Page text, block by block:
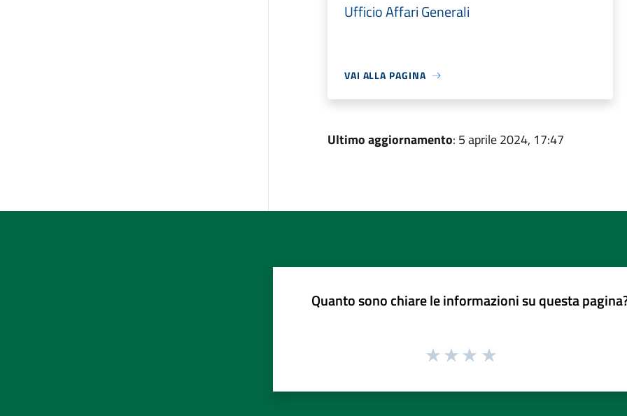
Ufficio Affari Generali
VAI ALLA PAGINA
Ultimo aggiornamento: 5 aprile 2024, 17:47
Quanto sono chiare le informazioni su questa